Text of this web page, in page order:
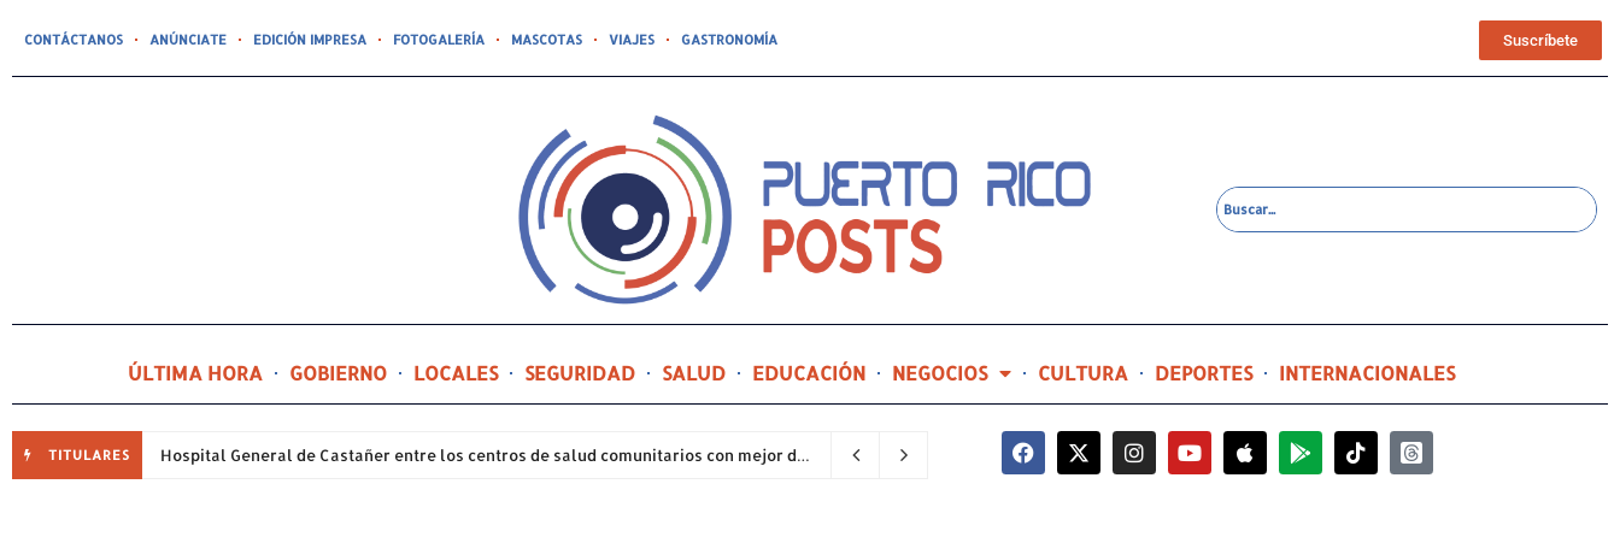
CONTÁCTANOS ANÚNCIATE EDICIÓN IMPRESA FOTOGALERÍA MASCOTAS VIAJES GASTRONOMÍA Suscríbete
ÚLTIMA HORA GOBIERNO LOCALES SEGURIDAD SALUD EDUCACIÓN NEGOCIOS CULTURA DEPORTES INTERNACIONALES
TITULARES Hospital General de Castañer entre los centros de salud comunitarios con mejor desempeño clínico de Estados Unidos 14 horas ago